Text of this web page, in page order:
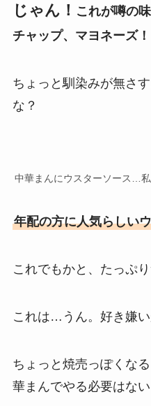
じゃん！ これが噂の
チャップ、マヨネーズ！
ちょっと馴染みが無さ
な？
中華まんにウスターソース…私
年配の方に人気らしい
これでもかと、たっぷ
これは…うん。好き嫌
ちょっと焼売っぽくな
華まんでやる必要はな